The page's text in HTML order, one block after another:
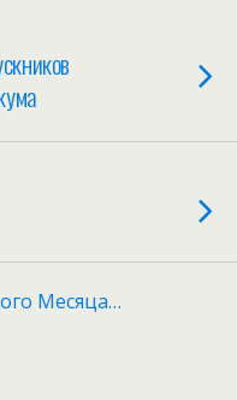
Месяца…